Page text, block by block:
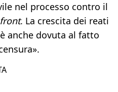
nel processo contro il
. La crescita dei reati
anche dovuta al fatto